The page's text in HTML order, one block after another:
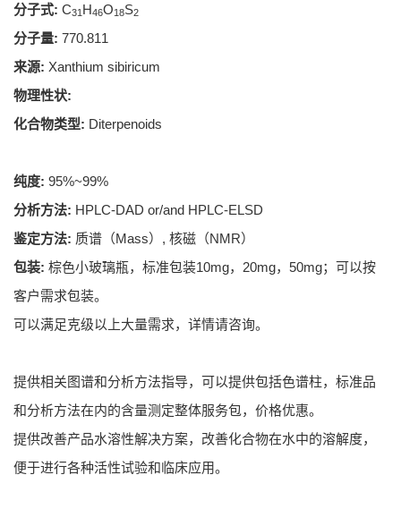
分子式: C31H46O18S2
分子量: 770.811
来源: Xanthium sibiricum
物理性状:
化合物类型: Diterpenoids
纯度: 95%~99%
分析方法: HPLC-DAD or/and HPLC-ELSD
鉴定方法: 质谱（Mass）, 核磁（NMR）
包装: 棕色小玻璃瓶，标准包装10mg，20mg，50mg；可以按
客户需求包装。
可以满足克级以上大量需求，详情请咨询。
提供相关图谱和分析方法指导，可以提供包括色谱柱，标准品
和分析方法在内的含量测定整体服务包，价格优惠。
提供改善产品水溶性解决方案，改善化合物在水中的溶解度，
便于进行各种活性试验和临床应用。